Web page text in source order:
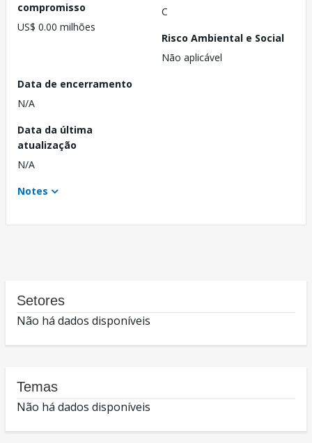
compromisso
US$ 0.00 milhões
C
Risco Ambiental e Social
Não aplicável
Data de encerramento
N/A
Data da última
atualização
N/A
Notes
Setores
Não há dados disponíveis
Temas
Não há dados disponíveis